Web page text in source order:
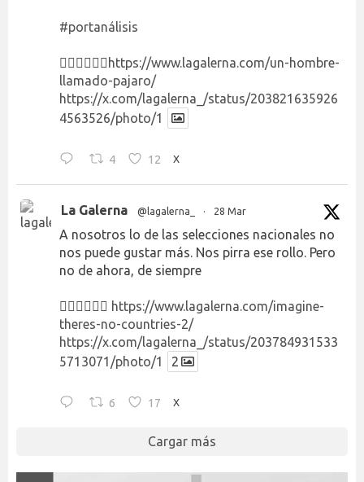
#portanálisis
👉🏻👉🏻👉🏻 https://www.lagalerna.com/un-hombre-
llamado-pajaro/
https://x.com/lagalerna_/status/203821635926
4563526/photo/1
4 12 X
La Galerna @lagalerna_ · 28 Mar
A nosotros lo de las selecciones nacionales no
nos puede gustar más. Nos pirra ese rollo. Pero
no de ahora, de siempre
👉🏻👉🏻👉🏻 https://www.lagalerna.com/imagine-
theres-no-countries-2/
https://x.com/lagalerna_/status/203784931533
5713071/photo/1
2
6 17 X
Cargar más